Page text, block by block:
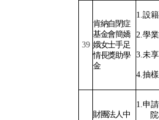
39
肯納自閉症
基金會簡嬌
娥女士手足
情長獎助學
金
1.設
2.學
3.未
4.抽
財團法人中
1.申